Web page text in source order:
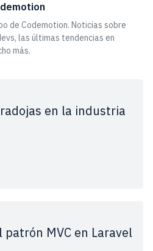
de Codemotion. Noticias sobre
las últimas tendencias en
más.
en la industria
patrón MVC en Laravel